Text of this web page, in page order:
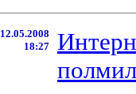
12.05.2008
18:27